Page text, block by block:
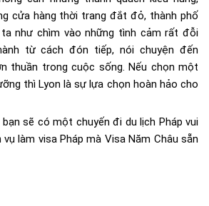
cửa hàng thời trang đắt đỏ, thành phố
như chìm vào những tình cảm rất đỗi
từ cách đón tiếp, nói chuyện đến
thuần trong cuộc sống. Nếu chọn một
thì Lyon là sự lựa chọn hoàn hảo cho
sẽ có một chuyến đi du lịch Pháp vui
làm visa Pháp mà Visa Năm Châu sẵn